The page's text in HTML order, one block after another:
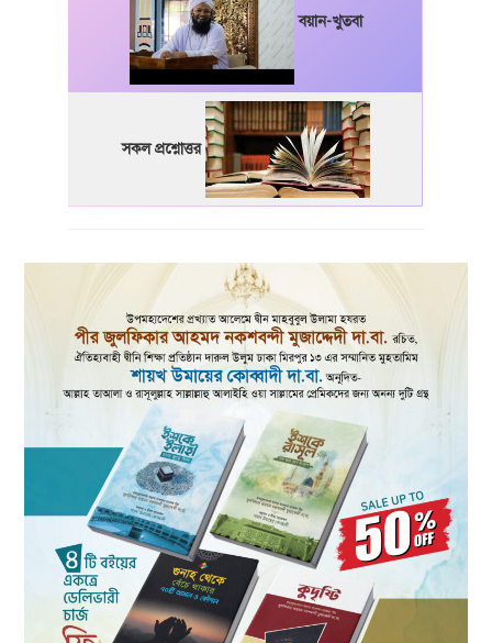
বয়ান-খুতবা
সকল প্রশ্নোত্তর